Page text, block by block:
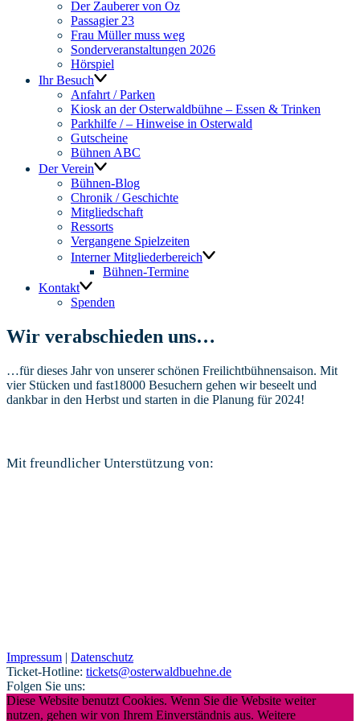
Der Zauberer von Oz
Passagier 23
Frau Müller muss weg
Sonderveranstaltungen 2026
Hörspiel
Ihr Besuch
Anfahrt / Parken
Kiosk an der Osterwaldbühne – Essen & Trinken
Parkhilfe / – Hinweise in Osterwald
Gutscheine
Bühnen ABC
Der Verein
Bühnen-Blog
Chronik / Geschichte
Mitgliedschaft
Ressorts
Vergangene Spielzeiten
Interner Mitgliederbereich
Bühnen-Termine
Kontakt
Spenden
Wir verabschieden uns…
…für dieses Jahr von unserer schönen Freilichtbühnensaison. Mit
vier Stücken und fast18000 Besuchern gehen wir beseelt und
dankbar in den Herbst und starten in die Planung für 2024!
Mit freundlicher Unterstützung von:
Impressum | Datenschutz
Ticket-Hotline: tickets@osterwaldbuehne.de
Folgen Sie uns:
Diese Website benutzt Cookies. Wenn Sie die Website weiter
nutzen, gehen wir von Ihrem Einverständnis aus. Weitere